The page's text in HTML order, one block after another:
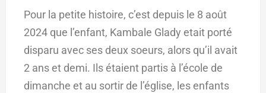
Pour la petite histoire, c’est depuis le 8 août
2024 que l’enfant, Kambale Glady etait porté
disparu avec ses deux soeurs, alors qu’il avait
2 ans et demi. Ils étaient partis à l’école de
dimanche et au sortir de l’église, les enfants